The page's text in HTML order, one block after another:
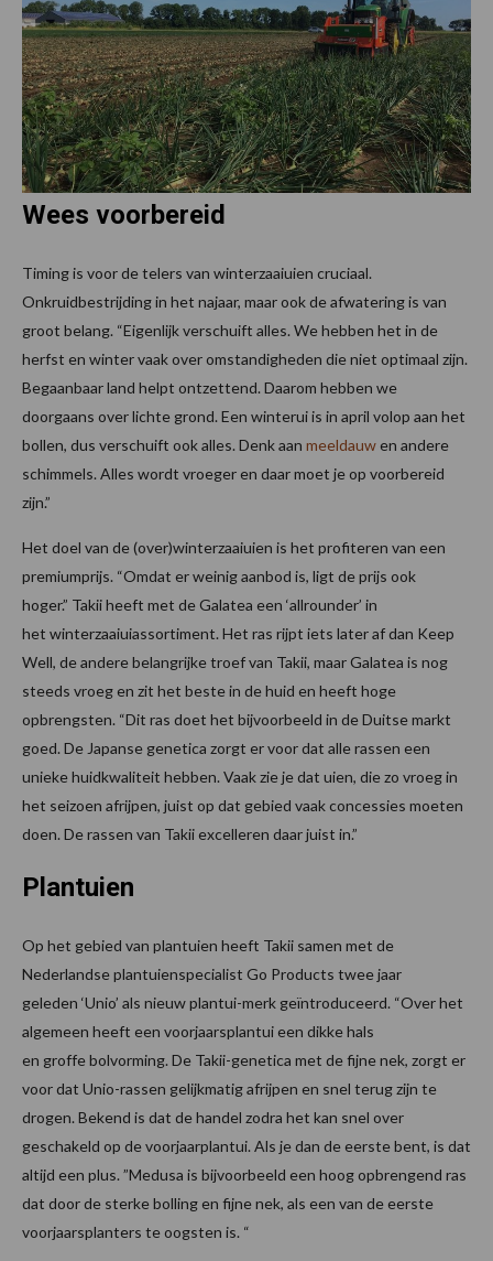
Wees voorbereid
Timing is voor de telers van winterzaaiuien cruciaal.
Onkruidbestrijding in het najaar, maar ook de afwatering is van
groot belang. “Eigenlijk verschuift alles. We hebben het in de
herfst en winter vaak over omstandigheden die niet optimaal zijn.
Begaanbaar land helpt ontzettend. Daarom hebben we
doorgaans over lichte grond. Een winterui is in april volop aan het
bollen, dus verschuift ook alles. Denk aan meeldauwen andere
schimmels. Alles wordt vroeger en daar moet je op voorbereid
zijn.”
Het doel van de (over)winterzaaiuien is het profiteren van een
premiumprijs. “Omdat er weinig aanbod is, ligt de prijs ook
hoger.” Takii heeft met de Galatea een ‘allrounder’ in
het winterzaaiuiassortiment. Het ras rijpt iets later af dan Keep
Well, de andere belangrijke troef van Takii, maar Galatea is nog
steeds vroeg en zit het beste in de huid en heeft hoge
opbrengsten. “Dit ras doet het bijvoorbeeld in de Duitse markt
goed. De Japanse genetica zorgt er voor dat alle rassen een
unieke huidkwaliteit hebben. Vaak zie je dat uien, die zo vroeg in
het seizoen afrijpen, juist op dat gebied vaak concessies moeten
doen. De rassen van Takii excelleren daar juist in.”
Plantuien
Op het gebied van plantuien heeft Takii samen met de
Nederlandse plantuienspecialist Go Products twee jaar
geleden ‘Unio’ als nieuw plantui-merk geïntroduceerd. “Over het
algemeen heeft een voorjaarsplantui een dikke hals
en groffe bolvorming. De Takii-genetica met de fijne nek, zorgt er
voor dat Unio-rassen gelijkmatig afrijpen en snel terug zijn te
drogen. Bekend is dat de handel zodra het kan snel over
geschakeld op de voorjaarplantui. Als je dan de eerste bent, is dat
altijd een plus. ”Medusa is bijvoorbeeld een hoog opbrengend ras
dat door de sterke bolling en fijne nek, als een van de eerste
voorjaarsplanters te oogsten is. “